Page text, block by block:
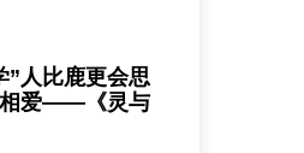
”人比鹿更会思
相爱——《灵与